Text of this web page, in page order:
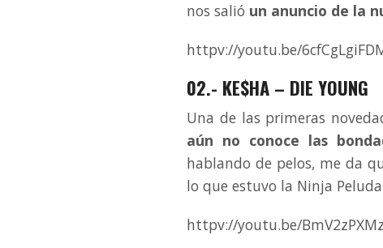
nos salió un anuncio de la
httpv://youtu.be/
02.- KE$HA – DIE YOUNG
Una de las primeras
aún no conoce las
hablando de pelos, me da
lo que estuvo la Ninja
httpv://youtu.be/